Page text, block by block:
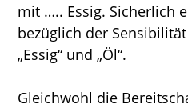
mit ….. Essig. Sicherlich
bezüglich der
„Essig“ und „Öl“.
Gleichwohl die